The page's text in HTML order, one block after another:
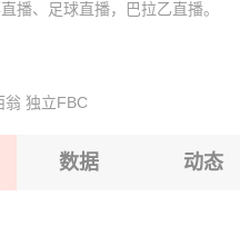
【白俄甲】 沃尔纳平斯克VS明
播、足球直播，巴拉乙直播。
翁 独立FBC
数据 动态